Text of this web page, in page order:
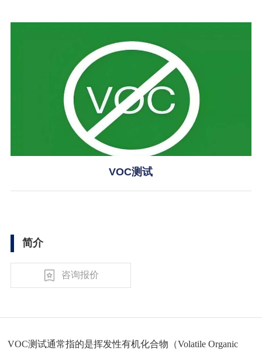
VOC测试
简介
咨询报价
VOC测试通常指的是挥发性有机化合物（Volatile Organic